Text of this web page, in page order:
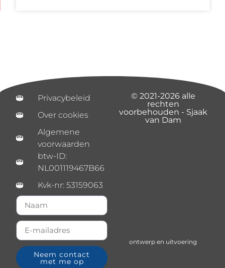
Privacybeleid
Over cookies
Algemene
voorwaarden
btw-ID:
NL001119467B66
Kvk-nr: 53159063
Neem contact
met me op
© 2021-2026 alle
rechten
voorbehouden - Sjaak
van Dam
ontwerp en uitvoering